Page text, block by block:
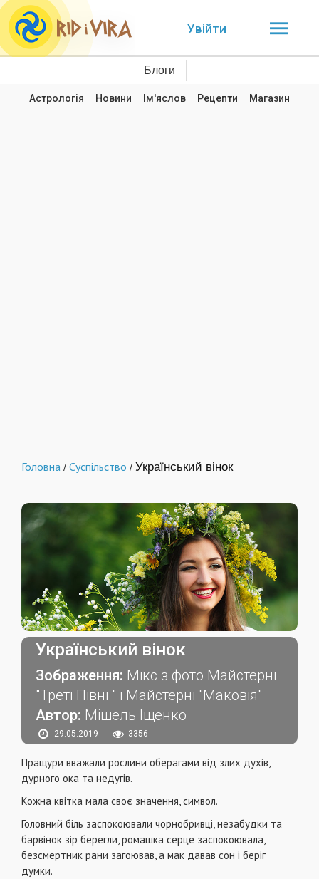
Увійти
Блоги
Астрологія Новини Ім'яслов Рецепти Магазин
Головна / Суспільство / Український вінок
Український вінок
Зображення: Мікс з фото Майстерні
"Треті Півні " і Майстерні "Маковія"
Автор: Мішель Іщенко
29.05.2019 3356
Пращури вважали рослини оберагами від злих духів,
дурного ока та недугів.
Кожна квітка мала своє значення, символ.
Головний біль заспокоювали чорнобривці, незабудки та
барвінок зір берегли, ромашка серце заспокоювала,
безсмертник рани загоював, а мак давав сон і беріг
думки.